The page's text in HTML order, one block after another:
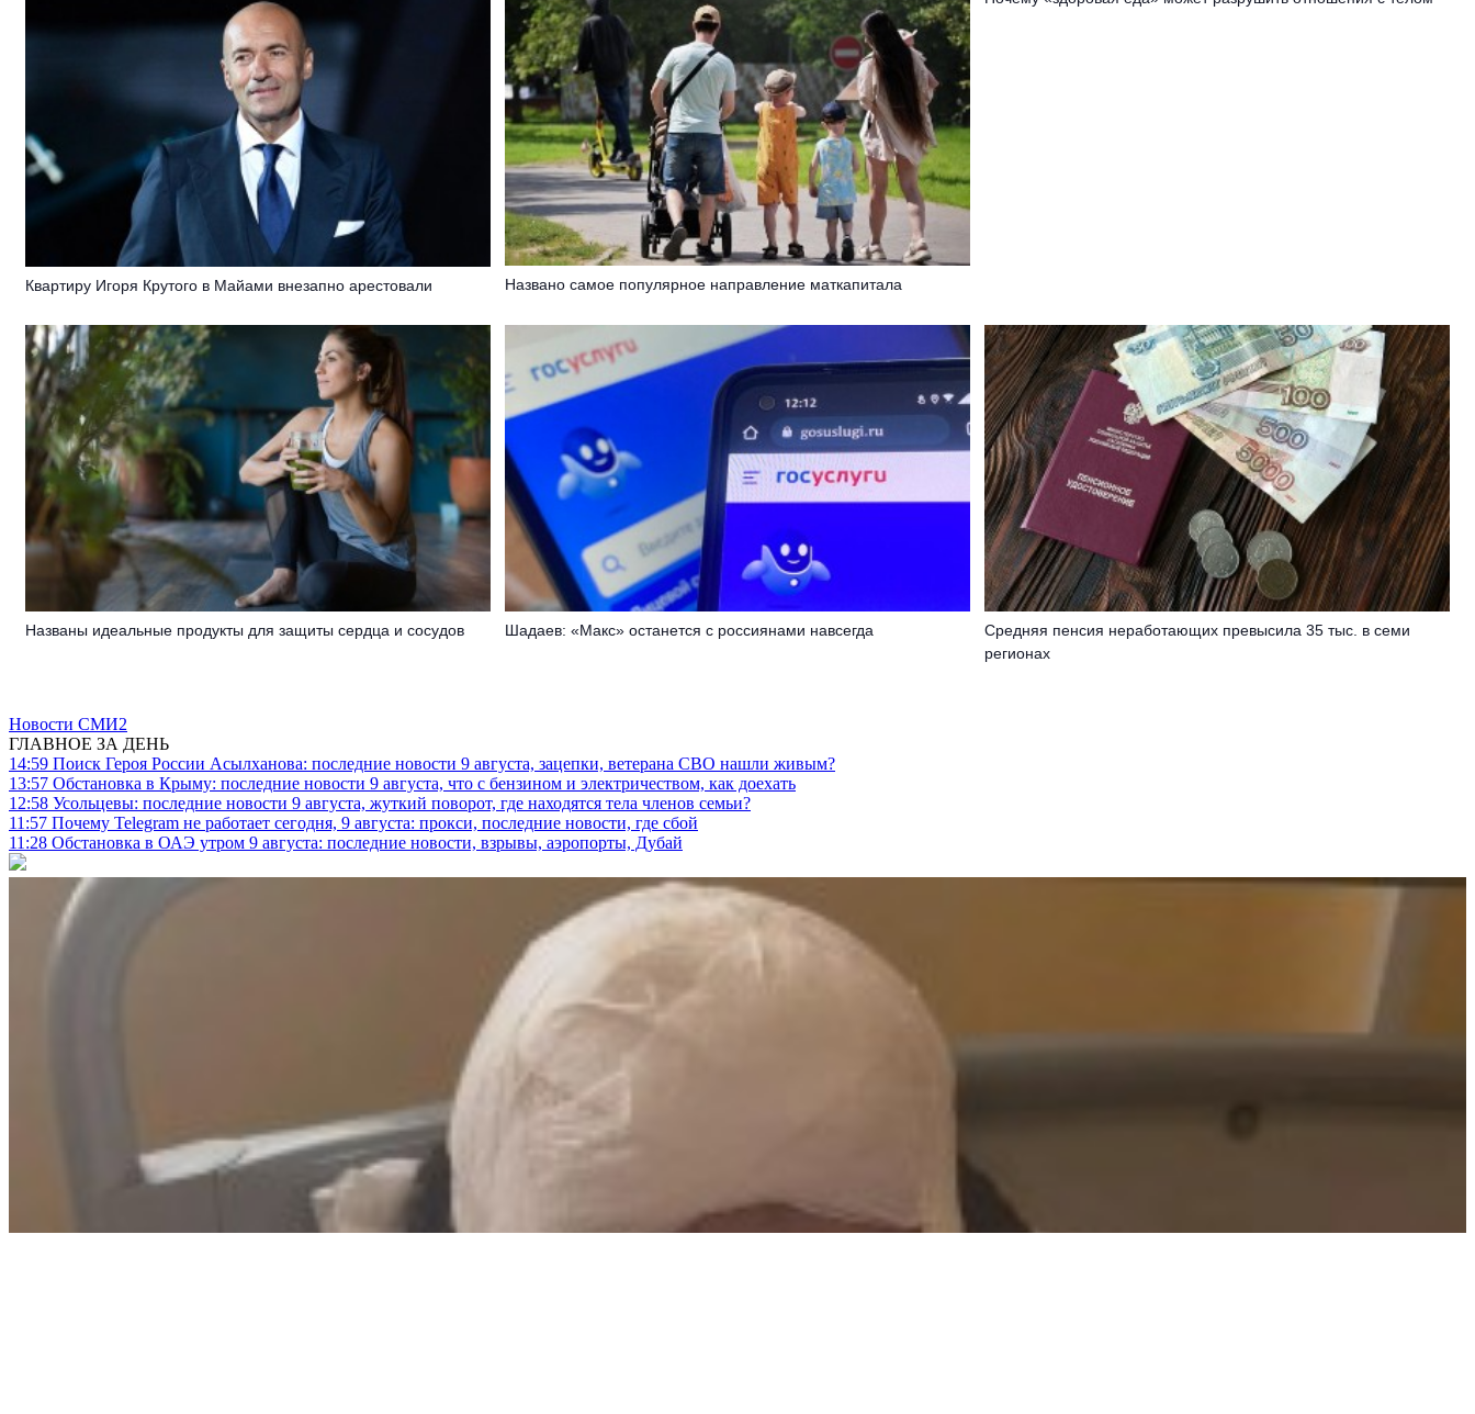
Квартиру Игоря Крутого в Майами внезапно арестовали Названо самое популярное направление маткапитала
Названы идеальные продукты для защиты сердца и сосудов Шадаев: «Макс» останется с россиянами навсегда
Средняя пенсия неработающих превысила 35 тыс. в семи
регионах
Новости СМИ2
ГЛАВНОЕ ЗА ДЕНЬ
14:59 Поиск Героя России Асылханова: последние новости 9 августа, зацепки, ветерана СВО нашли живым?
13:57 Обстановка в Крыму: последние новости 9 августа, что с бензином и электричеством, как доехать
12:58 Усольцевы: последние новости 9 августа, жуткий поворот, где находятся тела членов семьи?
11:57 Почему Telegram не работает сегодня, 9 августа: прокси, последние новости, где сбой
11:28 Обстановка в ОАЭ утром 9 августа: последние новости, взрывы, аэропорты, Дубай